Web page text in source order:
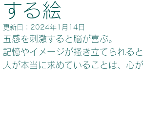
する絵
更新日： 2024年1月14日
五感を刺激すると脳が喜ぶ。
記憶やイメージが掻き立てられる
人が本当に求めていることは、心